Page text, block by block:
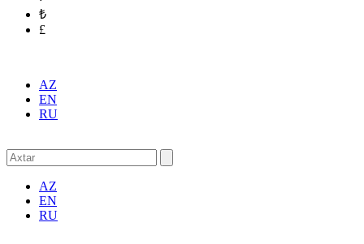
₺
£
AZ
EN
RU
AZ
EN
RU